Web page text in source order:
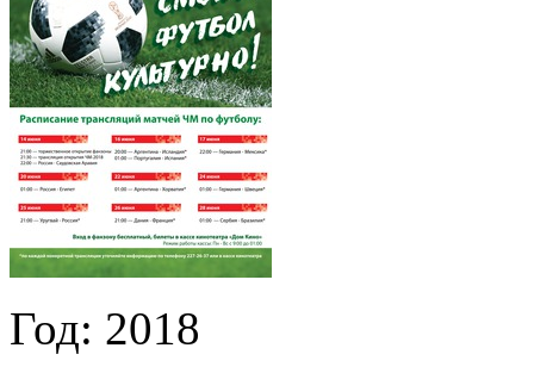
Год: 2018